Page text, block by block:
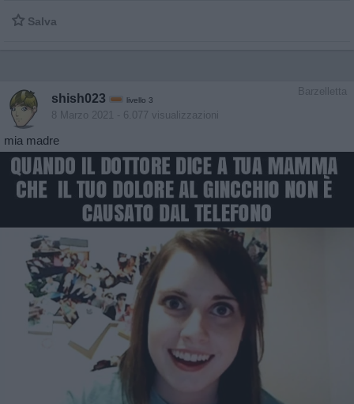
 Salva
Barzelletta
shish023 livello 3
8 Marzo 2021 - 6.077 visualizzazioni
mia madre